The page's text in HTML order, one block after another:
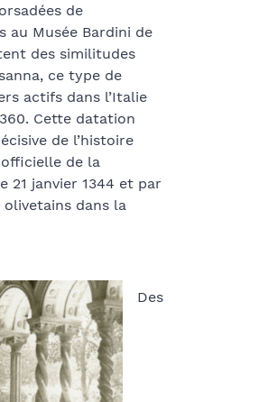
de
au Musée Bardini de
des similitudes
ce type de
actifs dans l’Italie
Cette datation
de l’histoire
de la
21 janvier 1344 et par
dans la
Des